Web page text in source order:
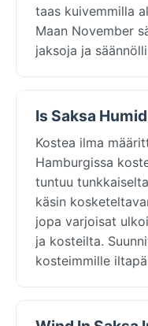
taas kuivemmilla
Maan November
jaksoja ja
Is Saksa
Kostea ilma
Hamburgissa
tuntuu
käsin
jopa varjoisat
ja kosteilta.
kosteimmille